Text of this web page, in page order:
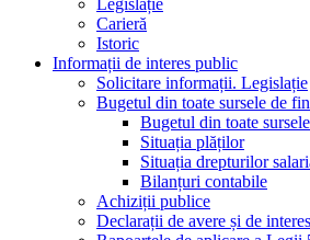
Legislație
Carieră
Istoric
Informații de interes public
Solicitare informații. Legislație
Bugetul din toate sursele de
Bugetul din toate
Situația plăților
Situația drepturilor
Bilanțuri contabile
Achiziții publice
Declarații de avere și de